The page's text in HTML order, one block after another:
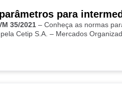
para
35/2021 – Conheça as normas
Cetip S.A. – Mercados